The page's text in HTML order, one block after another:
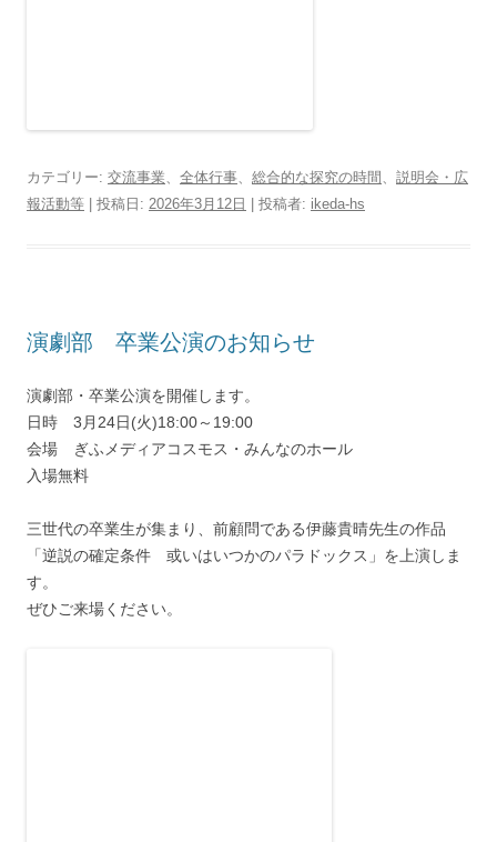
カテゴリー: 交流事業、 全体行事、 総合的な探究の時間 、 説明会・広
報活動等 | 投稿日: 2026年3月12日 投稿者: ikeda-hs
演劇部 卒業公演のお知らせ
演劇部・卒業公演を開催します。
日時 3月24日(火)18:00～19:00
会場 ぎふメディアコスモス・みんなのホール
入場無料
三世代の卒業生が集まり、前顧問である伊藤貴晴先生の作品
「逆説の確定条件 或いはいつかのパラドックス」を上演しま
す。
ぜひご来場ください。